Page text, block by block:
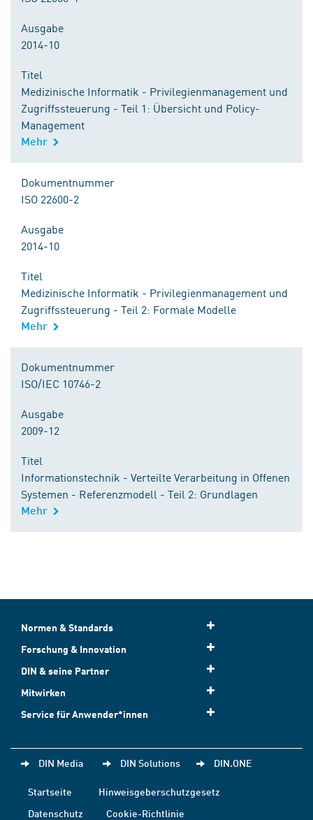
Ausgabe
2014-10
Titel
Medizinische Informatik - Privilegienmanagement und
Zugriffssteuerung - Teil 1: Übersicht und Policy-
Management
Mehr
Dokumentnummer
ISO 22600-2
Ausgabe
2014-10
Titel
Medizinische Informatik - Privilegienmanagement und
Zugriffssteuerung - Teil 2: Formale Modelle
Mehr
Dokumentnummer
ISO/IEC 10746-2
Ausgabe
2009-12
Titel
Informationstechnik - Verteilte Verarbeitung in Offenen
Systemen - Referenzmodell - Teil 2: Grundlagen
Mehr
Normen & Standards
Forschung & Innovation
DIN & seine Partner
Mitwirken
Service für Anwender*innen
DIN Media DIN Solutions DIN.ONE
Startseite
Hinweisgeberschutzgesetz
Datenschutz
Cookie-Richtlinie